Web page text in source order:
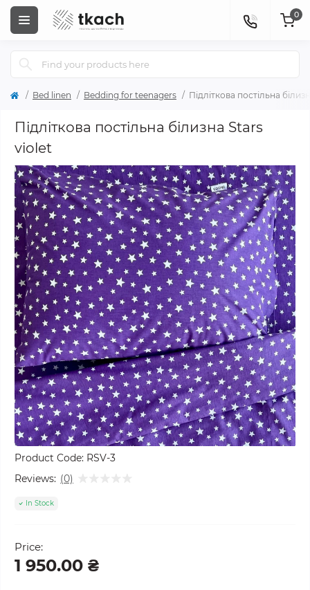
0
Bed linen Bedding for teenagers Підліткова постільна
Підліткова постільна білизна Stars
violet
Product Code: RSV-3
Reviews: (0)
In Stock
Price:
1 950.00 ₴